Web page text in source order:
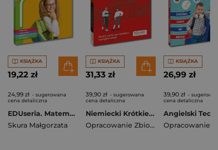
KSIĄŻKA
19,22 zł
24,99 zł - sugerowana
cena detaliczna
EDUseria. Matematyka. Karty pracy. Klasa 1. Kapitan Nauka
Skura Małgorzata
KSIĄŻKA
31,33 zł
39,90 zł - sugerowana
cena detaliczna
Niemiecki Krótkie historie. Dla początkujących
Opracowanie Zbiorowe
KSIĄŻKA
26,99 zł
39,90 zł -
cena detaliczna